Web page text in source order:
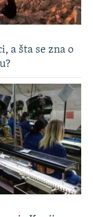
a šta se zna o